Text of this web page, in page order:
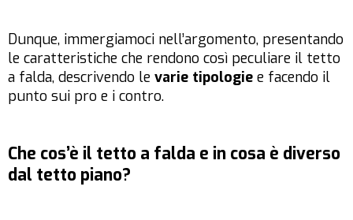
Dunque, immergiamoci nell’argomento, presentando
le caratteristiche che rendono così peculiare il tetto
a falda, descrivendo le varie tipologie e facendo il
punto sui pro e i contro.
Che cos’è il tetto a falda e in cosa è diverso
dal tetto piano?